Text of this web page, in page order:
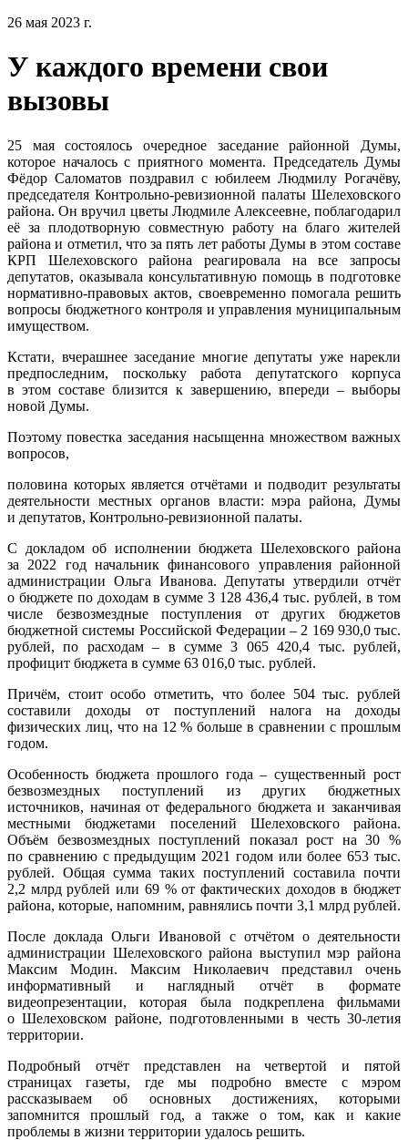
26 мая 2023 г.
У каждого времени свои
вызовы
25 мая состоялось очередное заседание районной Думы,
которое началось с приятного момента. Председатель Думы
Фёдор Саломатов поздравил с юбилеем Людмилу Рогачёву,
председателя Контрольно-ревизионной палаты Шелеховского
района. Он вручил цветы Людмиле Алексеевне, поблагодарил
её за плодотворную совместную работу на благо жителей
района и отметил, что за пять лет работы Думы в этом составе
КРП Шелеховского района реагировала на все запросы
депутатов, оказывала консультативную помощь в подготовке
нормативно-правовых актов, своевременно помогала решить
вопросы бюджетного контроля и управления муниципальным
имуществом.
Кстати, вчерашнее заседание многие депутаты уже нарекли
предпоследним, поскольку работа депутатского корпуса
в этом составе близится к завершению, впереди – выборы
новой Думы.
Поэтому повестка заседания насыщенна множеством важных
вопросов,
половина которых является отчётами и подводит результаты
деятельности местных органов власти: мэра района, Думы
и депутатов, Контрольно-ревизионной палаты.
С докладом об исполнении бюджета Шелеховского района
за 2022 год начальник финансового управления районной
администрации Ольга Иванова. Депутаты утвердили отчёт
о бюджете по доходам в сумме 3 128 436,4 тыс. рублей, в том
числе безвозмездные поступления от других бюджетов
бюджетной системы Российской Федерации – 2 169 930,0 тыс.
рублей, по расходам – в сумме 3 065 420,4 тыс. рублей,
профицит бюджета в сумме 63 016,0 тыс. рублей.
Причём, стоит особо отметить, что более 504 тыс. рублей
составили доходы от поступлений налога на доходы
физических лиц, что на 12 % больше в сравнении с прошлым
годом.
Особенность бюджета прошлого года – существенный рост
безвозмездных поступлений из других бюджетных
источников, начиная от федерального бюджета и заканчивая
местными бюджетами поселений Шелеховского района.
Объём безвозмездных поступлений показал рост на 30 %
по сравнению с предыдущим 2021 годом или более 653 тыс.
рублей. Общая сумма таких поступлений составила почти
2,2 млрд рублей или 69 % от фактических доходов в бюджет
района, которые, напомним, равнялись почти 3,1 млрд рублей.
После доклада Ольги Ивановой с отчётом о деятельности
администрации Шелеховского района выступил мэр района
Максим Модин. Максим Николаевич представил очень
информативный и наглядный отчёт в формате
видеопрезентации, которая была подкреплена фильмами
о Шелеховском районе, подготовленными в честь 30-летия
территории.
Подробный отчёт представлен на четвертой и пятой
страницах газеты, где мы подробно вместе с мэром
рассказываем об основных достижениях, которыми
запомнится прошлый год, а также о том, как и какие
проблемы в жизни территории удалось решить.